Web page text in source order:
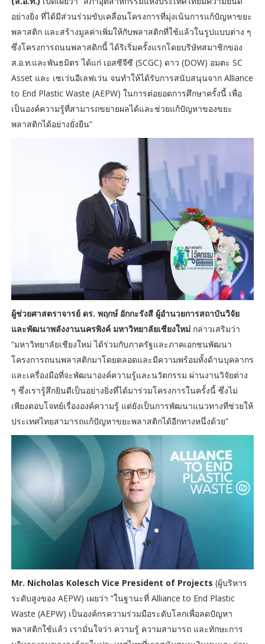
อย่างยิ่ง ที่ได้มีส่วนร่วมขับเคลื่อนโครงการที่มุ่งเน้นการแก้ปัญหาขยะ
พลาสติก และสร้างมูลค่าเพิ่มให้กับพลาสติกที่ใช้แล้วในรูปแบบต่าง ๆ
ซึ่งโครงการถนนพลาสติกนี้ ได้ริเริ่มครั้งแรกโดยบริษัทสมาชิกของ
ส.อ.ท.และพันธมิตร ได้แก่ เอสซีจีซี (SCGC) ดาว (DOW) อมตะ SC
Asset และ เซเว่นอีเลฟเว่น จนทำให้ได้รับการสนับสนุนจาก Alliance
to End Plastic Waste (AEPW) ในการต่อยอดการศึกษาครั้งนี้ เพื่อ
เป็นองค์ความรู้ที่สามารถขยายผลได้และช่วยแก้ปัญหาของขยะ
พลาสติกได้อย่างยั่งยืน”
ผู้ช่วยศาสตราจารย์ ดร. พฤกษ์ อักกะรังสี ผู้อำนวยการสถาบันวิจัย
และพัฒนาพลังงานนครพิงค์ มหาวิทยาลัยเชียงใหม่ กล่าวเสริมว่า
“มหาวิทยาลัยเชียงใหม่ ได้ร่วมกับภาครัฐและภาคเอกชนพัฒนา
โครงการถนนพลาสติกมาโดยตลอดและมีความพร้อมทั้งด้านบุคลากร
และเครื่องมือที่จะพัฒนาองค์ความรู้และนวัตกรรม ผ่านงานวิจัยต่าง
ๆ ซึ่งเรารู้สึกยินดีเป็นอย่างยิ่งที่ได้มาร่วมโครงการในครั้งนี้ ซึ่งไม่
เพียงตอบโจทย์เรื่ององค์ความรู้ แต่ยังเป็นการพัฒนาแนวทางที่ช่วยให้
ประเทศไทยสามารถแก้ปัญหาขยะพลาสติกได้อีกทางหนึ่งด้วย”
Mr. Nicholas Kolesch Vice President of Projects (ผู้บริหาร
ระดับสูงของ AEPW) เผยว่า “ในฐานะที่ Alliance to End Plastic
Waste (AEPW) เป็นองค์กรความร่วมมือระดับโลกเพื่อลดปัญหา
พลาสติกใช้แล้ว เรามั่นใจว่า ความรู้ ความสามารถ และทักษะการ